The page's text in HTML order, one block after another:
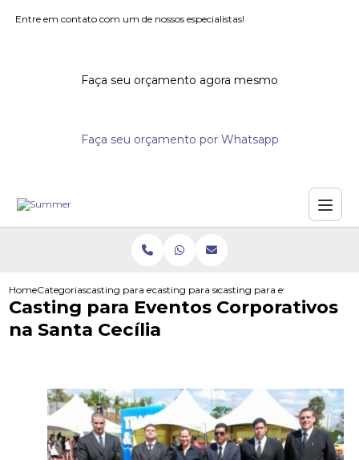
Entre em contato com um de nossos especialistas!
Faça seu orçamento agora mesmo
Faça seu orçamento por Whatsapp
HomeCategoriascasting para eventoscasting para seminarioscasting para eventos
Casting para Eventos Corporativos
na Santa Cecília